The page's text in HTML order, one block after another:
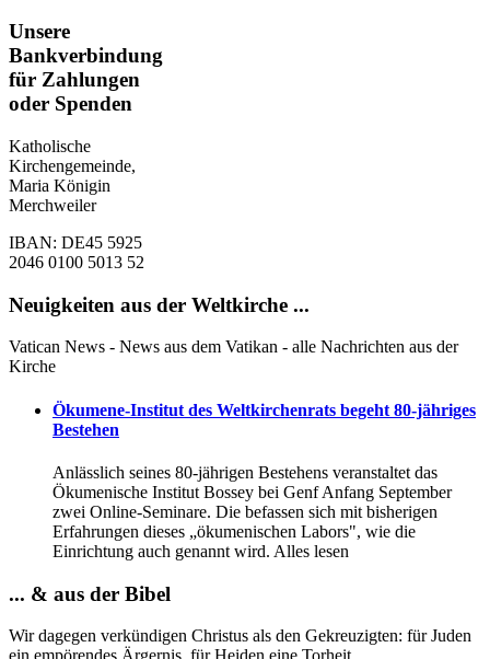
Unsere
Bankverbindung
für Zahlungen
oder Spenden
Katholische
Kirchengemeinde,
Maria Königin
Merchweiler
IBAN: DE45 5925
2046 0100 5013 52
Neuigkeiten aus der Weltkirche ...
Vatican News - News aus dem Vatikan - alle Nachrichten aus der
Kirche
Ökumene-Institut des Weltkirchenrats begeht 80-jähriges
Bestehen
Anlässlich seines 80-jährigen Bestehens veranstaltet das
Ökumenische Institut Bossey bei Genf Anfang September
zwei Online-Seminare. Die befassen sich mit bisherigen
Erfahrungen dieses „ökumenischen Labors", wie die
Einrichtung auch genannt wird. Alles lesen
... & aus der Bibel
Wir dagegen verkündigen Christus als den Gekreuzigten: für Juden